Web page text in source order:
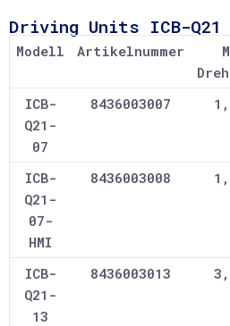
Driving Units ICB-Q21
Modell Artikelnummer
ICB-
Q21-
07
8436003007
ICB-
Q21-
07-
HMI
8436003008
ICB-
Q21-
13
8436003013